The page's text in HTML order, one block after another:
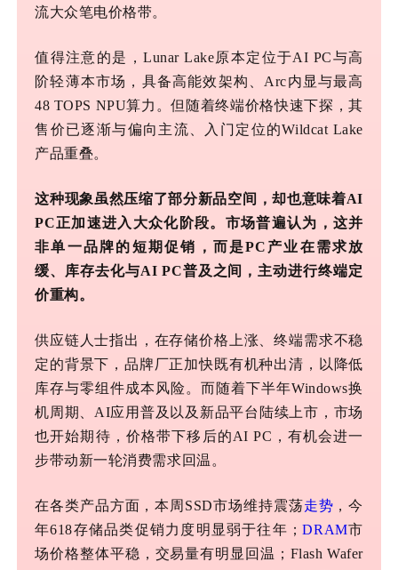
流大众笔电价格带。
值得注意的是，Lunar Lake原本定位于AI PC与高
阶轻薄本市场，具备高能效架构、Arc内显与最高
48 TOPS NPU算力。但随着终端价格快速下探，其
售价已逐渐与偏向主流、入门定位的Wildcat Lake
产品重叠。
这种现象虽然压缩了部分新品空间，却也意味着AI
PC正加速进入大众化阶段。市场普遍认为，这并
非单一品牌的短期促销，而是PC产业在需求放
缓、库存去化与AI PC普及之间，主动进行终端定
价重构。
供应链人士指出，在存储价格上涨、终端需求不稳
定的背景下，品牌厂正加快既有机种出清，以降低
库存与零组件成本风险。而随着下半年Windows换
机周期、AI应用普及以及新品平台陆续上市，市场
也开始期待，价格带下移后的AI PC，有机会进一
步带动新一轮消费需求回温。
在各类产品方面，本周 SSD市场维持震荡走势 ，今
年618存储品类促销力度明显弱于往年；DRAM市
场价格整体平稳，交易量有明显回温；Flash Wafer